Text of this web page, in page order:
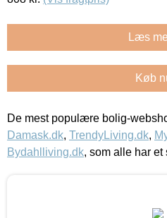
Læs
Køb
De mest populære bolig-
Damask.dk, TrendyLiving.dk,
Bydahlliving.dk, som alle har et